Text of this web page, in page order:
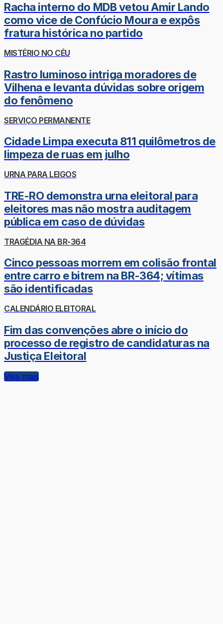
Racha interno do MDB vetou Amir Lando
como vice de Confúcio Moura e expôs
fratura histórica no partido
MISTÉRIO NO CÉU
Rastro luminoso intriga moradores de
Vilhena e levanta dúvidas sobre origem
do fenômeno
SERVIÇO PERMANENTE
Cidade Limpa executa 811 quilômetros de
limpeza de ruas em julho
URNA PARA LEIGOS
TRE-RO demonstra urna eleitoral para
eleitores mas não mostra auditagem
pública em caso de dúvidas
TRAGÉDIA NA BR-364
Cinco pessoas morrem em colisão frontal
entre carro e bitrem na BR-364; vítimas
são identificadas
CALENDÁRIO ELEITORAL
Fim das convenções abre o início do
processo de registro de candidaturas na
Justiça Eleitoral
Veja mais